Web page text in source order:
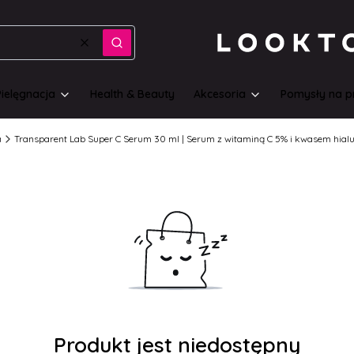
WyczyśćSzukaj
Health & Beauty Akcesoria Pomysły na
Transparent Lab Super C Serum 30 ml | Serum z witaminą C 5% i kwasem
Produkt jest niedostępny